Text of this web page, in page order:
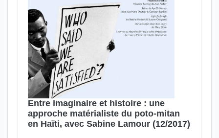
Entre imaginaire et histoire : une
approche matérialiste du poto-mitan
en Haïti, avec Sabine Lamour (12/2017)